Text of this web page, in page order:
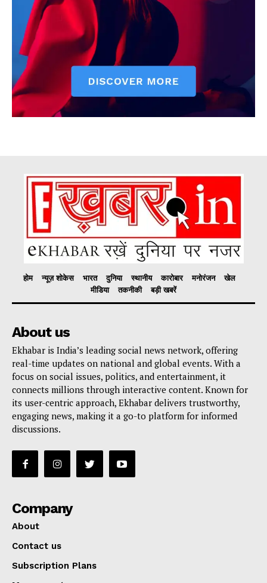
होम न्यूज़ शोकेस भारत दुनिया स्थानीय कारोबार मनोरंजन
खेल
मीडिया
तकनीकी बड़ी खबरें
About us
Ekhabar is India’s leading social news network, offering
real-time updates on national and global events. With a
focus on social issues, politics, and entertainment, it
connects millions through interactive content. Known for
its user-centric approach, Ekhabar delivers trustworthy,
engaging news, making it a go-to platform for informed
discussions.
Company
About
Contact us
Subscription Plans